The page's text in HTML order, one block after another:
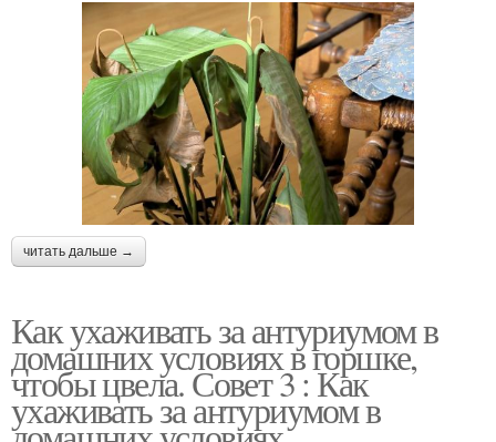
читать дальше →
Как ухаживать за антуриумом в
домашних условиях в горшке,
чтобы цвела. Совет 3 : Как
ухаживать за антуриумом в